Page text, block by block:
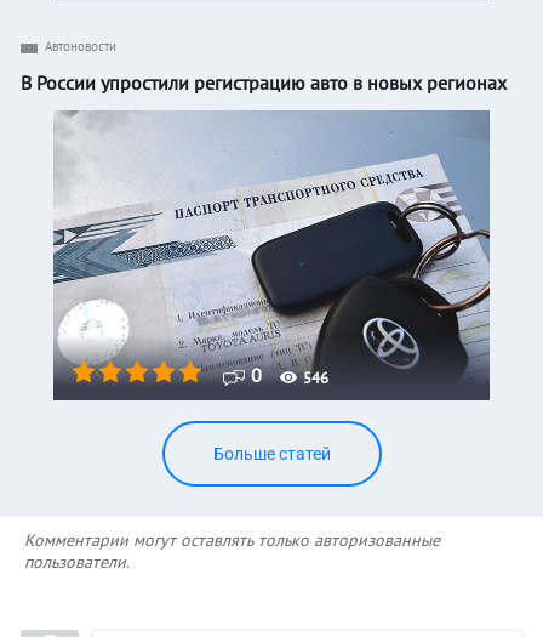
0 546
Автоновости
В России упростили регистрацию авто в новых регионах
Больше статей
Комментарии могут оставлять только авторизованные
пользователи.